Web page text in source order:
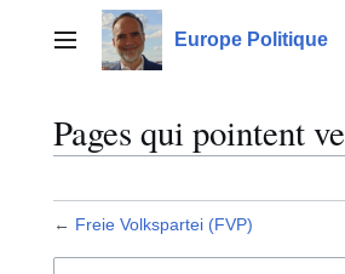
contenuMenu principalEurope Politique
Pages qui pointent
← Freie Volkspartei (FVP)